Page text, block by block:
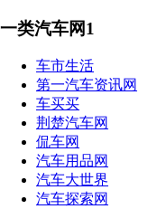
一类汽车网1
车市生活
第一汽车资讯网
车买买
荆楚汽车网
侃车网
汽车用品网
汽车大世界
汽车探索网